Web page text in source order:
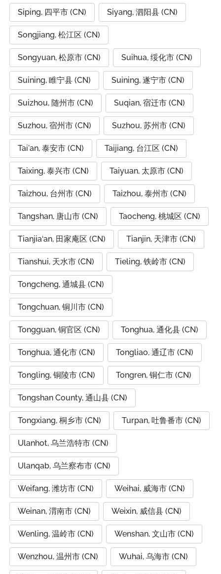
Siping, 四平市 (CN) Siyang, 泗阳县 (CN)
Songjiang, 松江区 (CN)
Songyuan, 松原市 (CN) Suihua, 绥化市 (CN)
Suining, 睢宁县 (CN) Suining, 遂宁市 (CN)
Suizhou, 随州市 (CN) Suqian, 宿迁市 (CN)
Suzhou, 宿州市 (CN) Suzhou, 苏州市 (CN)
Tai'an, 泰安市 (CN) Taijiang, 台江区 (CN)
Taixing, 泰兴市 (CN) Taiyuan, 太原市 (CN)
Taizhou, 台州市 (CN) Taizhou, 泰州市 (CN)
Tangshan, 唐山市 (CN) Taocheng, 桃城区 (CN)
Tianjia‘an, 田家庵区 (CN) Tianjin, 天津市 (CN)
Tianshui, 天水市 (CN) Tieling, 铁岭市 (CN)
Tongcheng, 通城县 (CN)
Tongchuan, 铜川市 (CN)
Tongguan, 铜官区 (CN) Tonghua, 通化县 (CN)
Tonghua, 通化市 (CN) Tongliao, 通辽市 (CN)
Tongling, 铜陵市 (CN) Tongren, 铜仁市 (CN)
Tongshan County, 通山县 (CN)
Tongxiang, 桐乡市 (CN) Turpan, 吐鲁番市 (CN)
Ulanhot, 乌兰浩特市 (CN)
Ulanqab, 乌兰察布市 (CN)
Weifang, 潍坊市 (CN) Weihai, 威海市 (CN)
Weinan, 渭南市 (CN) Weixin, 威信县 (CN)
Wenling, 温岭市 (CN) Wenshan, 文山市 (CN)
Wenzhou, 温州市 (CN) Wuhai, 乌海市 (CN)